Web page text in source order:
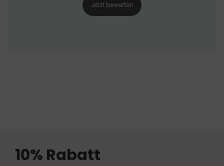
Jetzt bewerten
10% Rabatt